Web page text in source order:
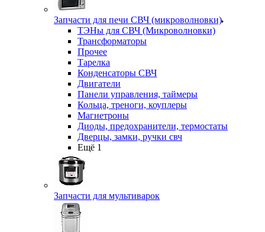
Запчасти для печи СВЧ (микроволновки)
ТЭНы для СВЧ (Микроволновки)
Трансформаторы
Прочее
Тарелка
Конденсаторы СВЧ
Двигатели
Панели управления, таймеры
Кольца, треноги, коуплеры
Магнетроны
Диоды, предохранители, термостаты
Дверцы, замки, ручки свч
Ещё 1
Запчасти для мультиварок